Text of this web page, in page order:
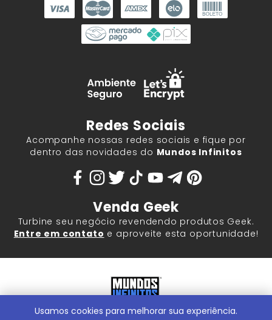
Redes Sociais
Acompanhe nossas redes sociais e fique por
dentro das novidades do Mundos Infinitos
Venda Geek
Turbine seu negócio revendendo produtos Geek.
Entre em contato e aproveite esta oportunidade!
Mundos Infinitos - Publicações e Geek Store |ContentStuff
Usamos cookies para melhorar sua experiência.